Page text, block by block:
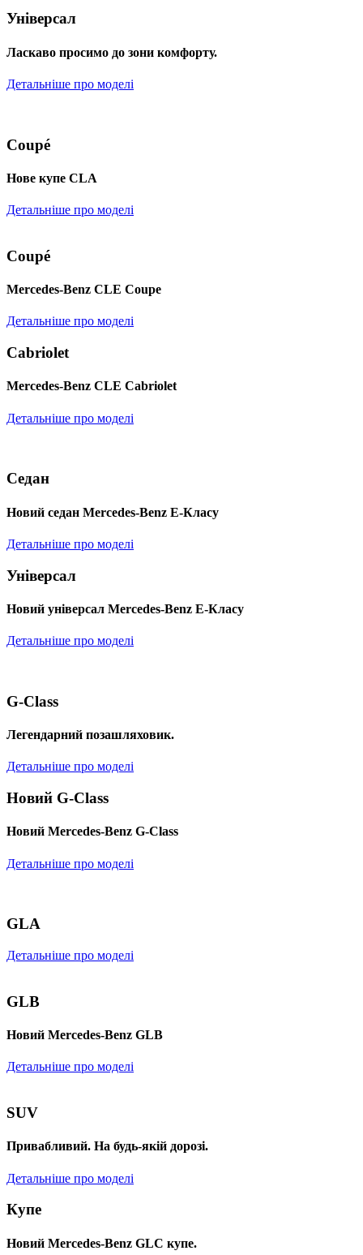
Універсал
Ласкаво просимо до зони комфорту.
Детальніше про моделі
Coupé
Нове купе CLA
Детальніше про моделі
Coupé
Mercedes-Benz CLE Coupe
Детальніше про моделі
Cabriolet
Mercedes-Benz CLE Cabriolet
Детальніше про моделі
Седан
Новий седан Mercedes-Benz Е-Класу
Детальніше про моделі
Універсал
Новий універсал Mercedes-Benz E-Класу
Детальніше про моделі
G-Class
Легендарний позашляховик.
Детальніше про моделі
Новий G-Class
Новий Mercedes-Benz G-Class
Детальніше про моделі
GLA
Детальніше про моделі
GLB
Новий Mercedes-Benz GLB
Детальніше про моделі
SUV
Привабливий. На будь-якій дорозі.
Детальніше про моделі
Купе
Новий Mercedes-Benz GLС купе.